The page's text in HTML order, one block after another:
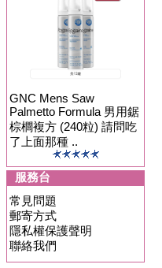
GNC Mens Saw
Palmetto Formula 男用鋸
棕櫚複方 (240粒) 請問吃
了上面那種 ..
服務台
常見問題
郵寄方式
隱私權保護聲明
聯絡我們